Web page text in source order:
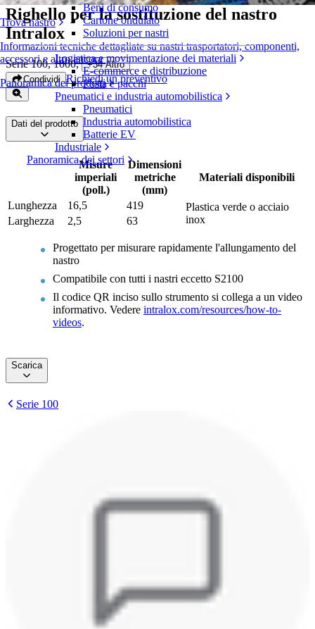
Trova nastro
Informazioni tecniche dettagliate su nastri trasportatori, componenti,
accessori e altro ancora
Panoramica dei prodotti
Beni di consumo
Cartone ondulato
Soluzioni per nastri
Logistica e movimentazione dei materiali
E-commerce e distribuzione
Posta e pacchi
Pneumatici e industria automobilistica
Pneumatici
Industria automobilistica
Batterie EV
Industriale
Panoramica dei settori
Righello per la sostituzione del nastro
Intralox
Serie 100, 1000, +34 Altro
Condividi Richiedi un preventivo
Dati del prodotto
Misure
imperiali
(poll.)
Dimensioni
metriche
(mm)
Materiali disponibili
Lunghezza 16,5 419
Plastica verde o acciaio
inox
Larghezza 2,5 63
Progettato per misurare rapidamente l'allungamento del
nastro
Compatibile con tutti i nastri eccetto S2100
Il codice QR inciso sullo strumento si collega a un video
informativo. Vedere intralox.com/resources/how-to-
videos.
Scarica
Serie 100